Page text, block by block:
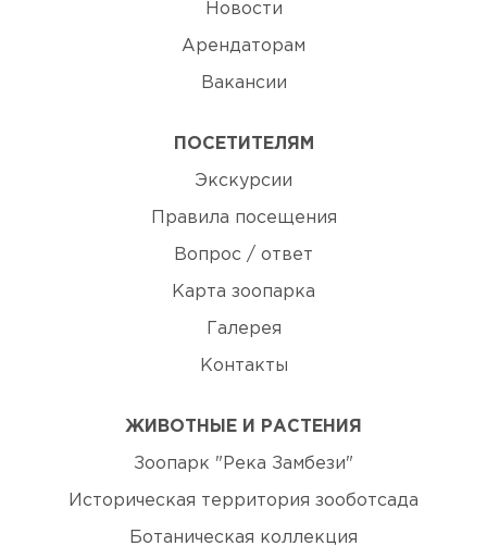
Новости
Арендаторам
Вакансии
ПОСЕТИТЕЛЯМ
Экскурсии
Правила посещения
Вопрос / ответ
Карта зоопарка
Галерея
Контакты
ЖИВОТНЫЕ И РАСТЕНИЯ
Зоопарк "Река Замбези"
Историческая территория зооботсада
Ботаническая коллекция